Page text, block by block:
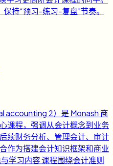
持“预习-练习-复盘”节奏。
accounting 2）是 Monash 商
课程，强调从会计概念到业务
续财务分析、管理会计、审计
作为搭建会计知识框架和商业
学习内容 课程围绕会计准则